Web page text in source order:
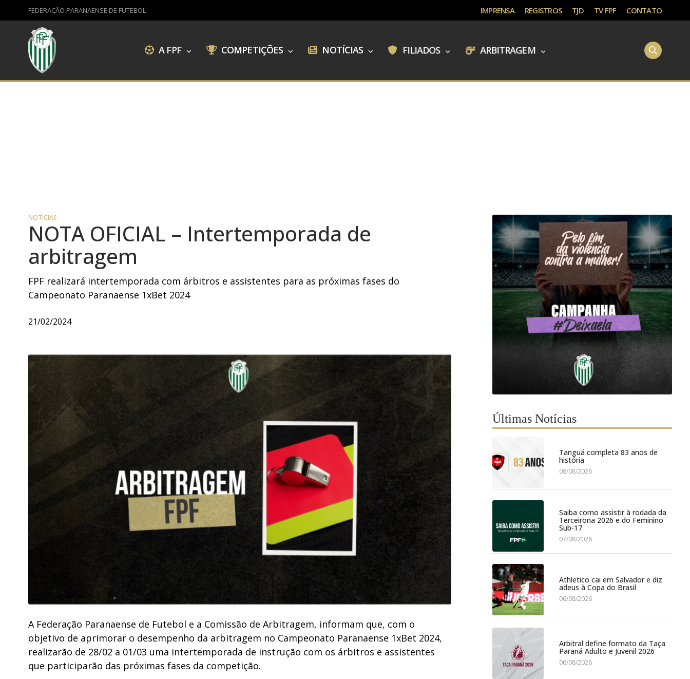
FEDERAÇÃO PARANAENSE DE FUTEBOL IMPRENSA REGISTROS TJD TV FPF CONTATO
A FPF COMPETIÇÕES NOTÍCIAS FILIADOS ARBITRAGEM
NOTÍCIAS
NOTA OFICIAL – Intertemporada de
arbitragem
FPF realizará intertemporada com árbitros e assistentes para as próximas fases do
Campeonato Paranaense 1xBet 2024
21/02/2024
A Federação Paranaense de Futebol e a Comissão de Arbitragem, informam que, com o
objetivo de aprimorar o desempenho da arbitragem no Campeonato Paranaense 1xBet 2024,
realizarão de 28/02 a 01/03 uma intertemporada de instrução com os árbitros e assistentes
que participarão das próximas fases da competição.
Últimas Notícias
Tanguá completa 83 anos de
história
08/08/2026
Saiba como assistir à rodada da
Terceirona 2026 e do Feminino
Sub-17
07/08/2026
Athletico cai em Salvador e diz
adeus à Copa do Brasil
06/08/2026
Arbitral define formato da Taça
Paraná Adulto e Juvenil 2026
06/08/2026